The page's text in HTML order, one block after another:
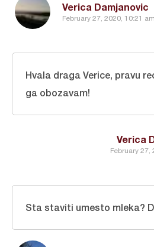
Verica Damjanovic
February 27, 2020, 10:21 am
Verica
February 27,
Hvala draga Verice, pravu
ga obozavam!
Sta staviti umesto mleka?